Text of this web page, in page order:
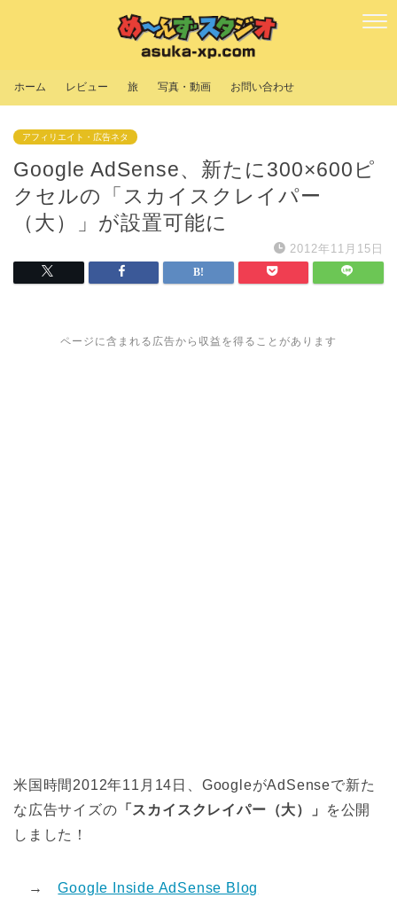
ホーム レビュー 旅 写真・動画 お問い合わせ
アフィリエイト・広告ネタ
Google AdSense、新たに300×600ピ
クセルの「スカイスクレイパー
（大）」が設置可能に
2012年11月15日
ページに含まれる広告から収益を得ることがあります
米国時間2012年11月14日、GoogleがAdSenseで新た
な広告サイズの 「スカイスクレイパー（大）」
を公開
しました！
→Google Inside AdSense Blog